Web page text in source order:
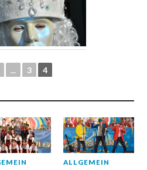
... 3 4
ALLGEMEIN